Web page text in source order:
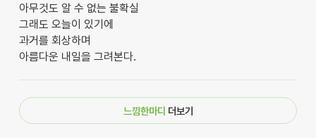
아무것도 알 수 없는 불확실
그래도 오늘이 있기에
과거를 회상하며
아름다운 내일을 그려본다.
느낌한마디 더보기